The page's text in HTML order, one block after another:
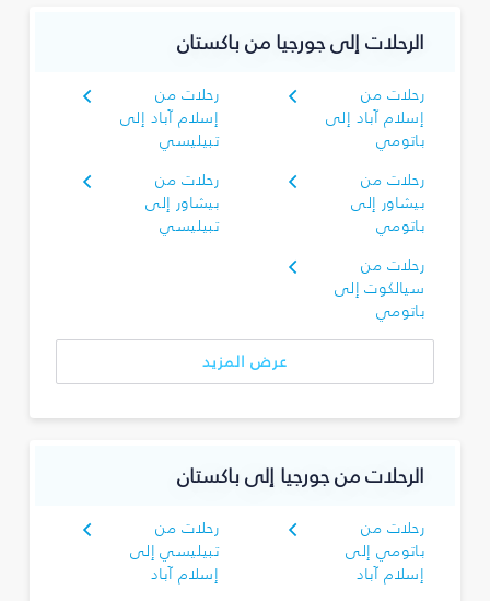
الرحلات إلى جورجيا من باكستان
رحلات من
إسلام آباد إلى
باتومي
رحلات من
إسلام آباد إلى
تبيليسي
رحلات من
بيشاور إلى
باتومي
رحلات من
بيشاور إلى
تبيليسي
رحلات من
سيالكوت إلى
باتومي
عرض المزيد
الرحلات من جورجيا إلى باكستان
رحلات من
باتومي إلى
إسلام آباد
رحلات من
تبيليسي إلى
إسلام آباد